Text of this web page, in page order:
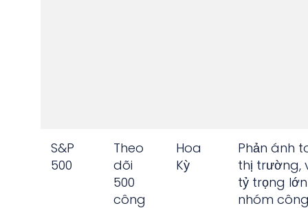
S&P
500
Theo
dõi
500
công
Hoa
Kỳ
Phản ánh
thị trường,
tỷ trọng
nhóm